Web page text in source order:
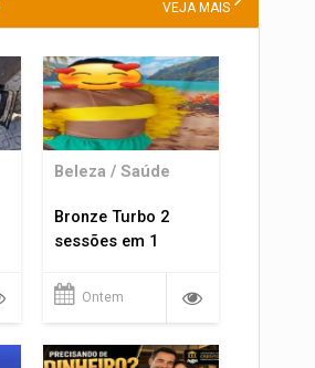
VEJA MAIS
Beleza / Saúde
Bronze Turbo 2
sessões em 1
Ontem